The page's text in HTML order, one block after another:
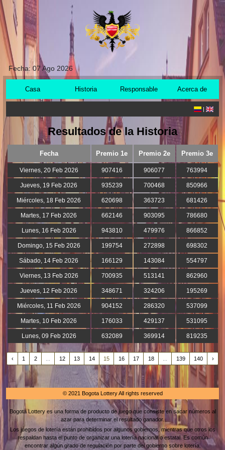
Fecha:07 Ago 2026
Casa Historia Responsable Acerca de
|
Resultados de la Historia
Fecha Premio 1e Premio 2e Premio 3e
Viernes, 20 Feb 2026 907416 906077 763994
Jueves, 19 Feb 2026 935239 700468 850966
Miércoles, 18 Feb 2026 620698 363723 681426
Martes, 17 Feb 2026 662146 903095 786680
Lunes, 16 Feb 2026 943810 479976 866852
Domingo, 15 Feb 2026 199754 272898 698302
Sábado, 14 Feb 2026 166129 143084 554797
Viernes, 13 Feb 2026 700935 513141 862960
Jueves, 12 Feb 2026 348671 324206 195269
Miércoles, 11 Feb 2026 904152 286320 537099
Martes, 10 Feb 2026 176033 429137 531095
Lunes, 09 Feb 2026 632089 369914 819235
‹ 1 2 12 13 14 15 16 17 18 139 140 ›
© 2021 Bogota Lottery All rights reserved
Bogota Lottery es una forma de producto de juego que consiste en sacar números al
azar para determinar el resultado ganador.
Los juegos de lotería están prohibidos por algunos gobiernos, mientras que otros los
respaldan hasta el punto de organizar una lotería nacional o estatal. Es común
encontrar algún grado de regulación por parte del gobierno sobre lotería.